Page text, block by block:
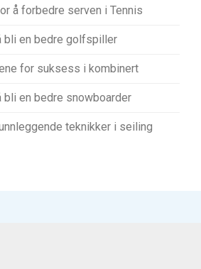
å forbedre serven i Tennis
bli en bedre golfspiller
for suksess i kombinert
bli en bedre snowboarder
teknikker i seiling